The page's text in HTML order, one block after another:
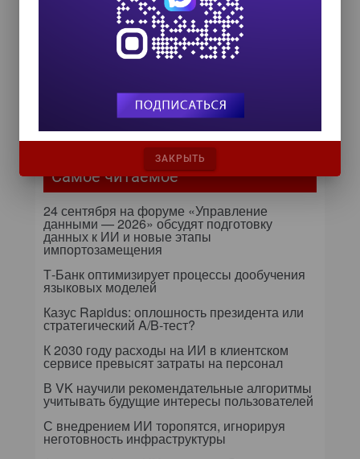
ИИ в управлении продажами:
как компании используют
цифровых сотрудников для
снижения рисков и ускорения
ИИ в бизнесе: 54% компаний уже
используют технологии для роста и
управления рисками
Самое читаемое
24 сентября на форуме «Управление
данными — 2026» обсудят подготовку
данных к ИИ и новые этапы
импортозамещения
Т-Банк оптимизирует процессы дообучения
языковых моделей
Казус Rapidus: оплошность президента или
стратегический A/B-тест?
К 2030 году расходы на ИИ в клиентском
сервисе превысят затраты на персонал
В VK научили рекомендательные алгоритмы
учитывать будущие интересы пользователей
С внедрением ИИ торопятся, игнорируя
неготовность инфраструктуры
ЗАКРЫТЬ